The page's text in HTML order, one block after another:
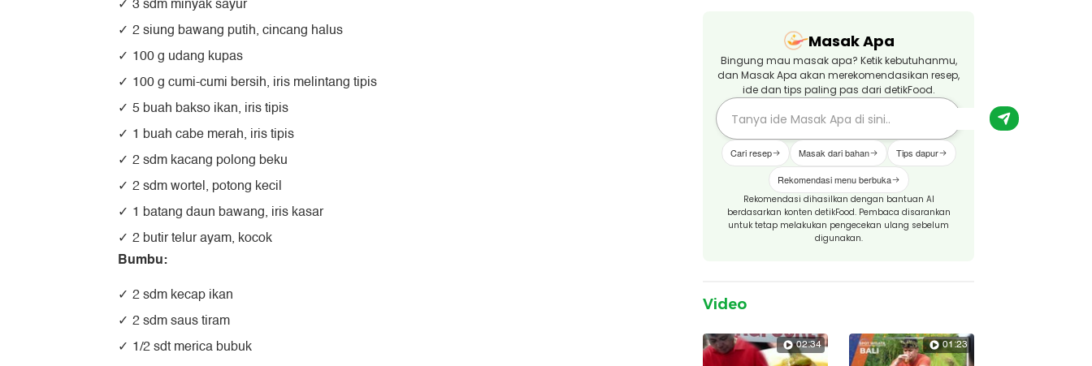
3 sdm minyak sayur
2 siung bawang putih, cincang halus
100 g udang kupas
100 g cumi-cumi bersih, iris melintang tipis
5 buah bakso ikan, iris tipis
1 buah cabe merah, iris tipis
2 sdm kacang polong beku
2 sdm wortel, potong kecil
1 batang daun bawang, iris kasar
2 butir telur ayam, kocok
Bumbu:
2 sdm kecap ikan
2 sdm saus tiram
1/2 sdt merica bubuk
Masak Apa
Bingung mau masak apa? Ketik kebutuhanmu,
dan Masak Apa akan merekomendasikan resep,
ide dan tips paling pas dari detikFood.
Cari resep Masak dari bahan Tips dapur
Rekomendasi menu berbuka
Rekomendasi dihasilkan dengan bantuan AI
berdasarkan konten detikFood. Pembaca disarankan
untuk tetap melakukan pengecekan ulang sebelum
digunakan.
Video
02:34 01:23